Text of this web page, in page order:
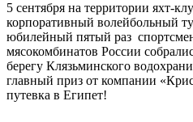
5 сентября на территории яхт-
корпоративный волейбольный
юбилейный пятый раз
мясокомбинатов России
берегу Клязьминского
главный приз от компании
путевка в Египет!